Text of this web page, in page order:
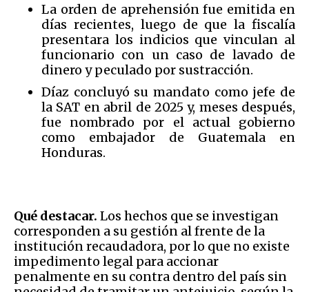
La orden de aprehensión fue emitida en
días recientes, luego de que la fiscalía
presentara los indicios que vinculan al
funcionario con un caso de lavado de
dinero y peculado por sustracción.
Díaz concluyó su mandato como jefe de
la SAT en abril de 2025 y, meses después,
fue nombrado por el actual gobierno
como embajador de Guatemala en
Honduras.
Qué destacar. Los hechos que se investigan
corresponden a su gestión al frente de la
institución recaudadora, por lo que no existe
impedimento legal para accionar
penalmente en su contra dentro del país sin